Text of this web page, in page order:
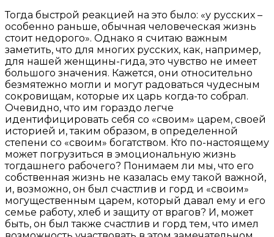
Тогда быстрой реакцией на это было: «у русских –
особенно раньше, обычная человеческая жизнь
стоит недорого». Однако я считаю важным
заметить, что для многих русских, как, например,
для нашей женщины-гида, это чувство не имеет
большого значения. Кажется, они относительно
безмятежно могли и могут радоваться чудесным
сокровищам, которые их царь когда-то собрал.
Очевидно, что им гораздо легче
идентифицировать себя со «своим» царем, своей
историей и, таким образом, в определенной
степени со «своим» богатством. Кто по-настоящему
может погрузиться в эмоциональную жизнь
тогдашнего рабочего? Понимаем ли мы, что его
собственная жизнь не казалась ему такой важной,
и, возможно, он был счастлив и горд и «своим»
могущественным царем, который давал ему и его
семье работу, хлеб и защиту от врагов? И, может
быть, он был также счастлив и горд тем, что имел